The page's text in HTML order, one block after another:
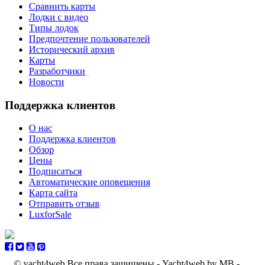
Сравнить карты
Лодки с видео
Типы лодок
Предпочтение пользователей
Исторический архив
Карты
Разработчики
Новости
Поддержка клиентов
О нас
Поддержка клиентов
Обзор
Цены
Подписаться
Автоматические оповещения
Карта сайта
Отправить отзыв
LuxforSale